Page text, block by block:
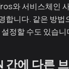
와 서비스체인
합니다. 같은 방법
정할 수도 있습니
간에 다른